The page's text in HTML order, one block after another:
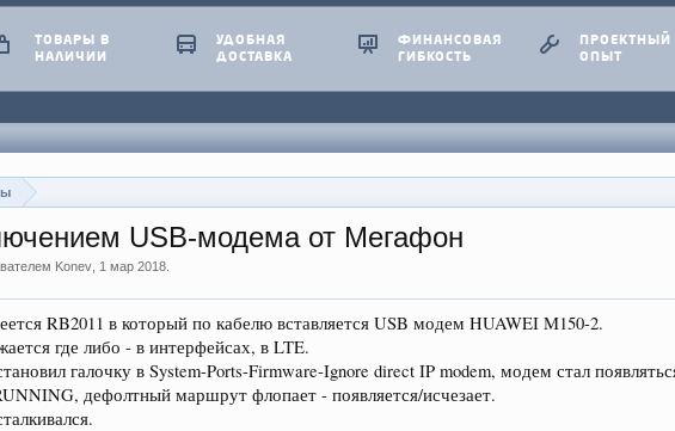
USB-модема от Мегафон
Konev 1 мар 2018
RB2011 в который по кабелю вставляется USB модем HUAWEI M150-2.
где либо - в интерфейсах, в LTE.
галочку в System-Ports-Firmware-Ignore direct IP modem, модем стал
дефолтный маршрут флопает - появляется/исчезает.
ТОВАРЫ В
НАЛИЧИИ
УДОБНАЯ
ДОСТАВКА
ФИНАНСОВАЯ
ГИБКОСТЬ
ПРОЕКТНЫЙ
ОПЫТ